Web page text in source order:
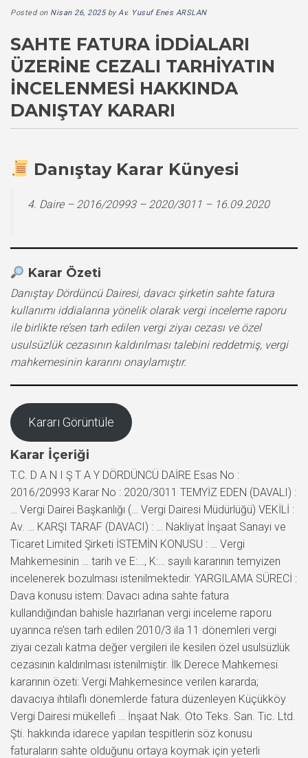
Posted on Nisan 26, 2025byAv. Yusuf Enes ARSLAN
SAHTE FATURA İDDIALARI
ÜZERINE CEZALI TARHIYATIN
İNCELENMESI HAKKINDA
DANIŞTAY KARARI
Danıştay Karar Künyesi
4. Daire – 2016/20993 – 2020/3011 – 16.09.2020
Karar Özeti
Danıştay Dördüncü Dairesi, davacı şirketin sahte fatura
kullanımı iddialarına yönelik olarak vergi inceleme raporu
ile birlikte re’sen tarh edilen vergi ziyaı cezası ve özel
usulsüzlük cezasının kaldırılması talebini reddetmiş, vergi
mahkemesinin kararını onaylamıştır.
Kararı Görüntüle
Karar İçeriği
T.C. D A N I Ş T A Y DÖRDÜNCÜ DAİRE Esas No :
2016/20993 Karar No : 2020/3011 TEMYİZ EDEN (DAVALI) :
… Vergi Dairei Başkanlığı (… Vergi Dairesi Müdürlüğü) VEKİLİ :
Av. … KARŞI TARAF (DAVACI) : … Nakliyat İnşaat Sanayi ve
Ticaret Limited Şirketi İSTEMİN KONUSU : … Vergi
Mahkemesinin … tarih ve E:…, K:… sayılı kararının temyizen
incelenerek bozulması istenilmektedir. YARGILAMA SÜRECİ :
Dava konusu istem: Davacı adına sahte fatura
kullandığından bahisle hazırlanan vergi inceleme raporu
uyarınca re’sen tarh edilen 2010/3 ila 11 dönemleri vergi
ziyaı cezalı katma değer vergileri ile kesilen özel usulsüzlük
cezasının kaldırılması istenilmiştir. İlk Derece Mahkemesi
kararının özeti: Vergi Mahkemesince verilen kararda;
davacıya ihtilaflı dönemlerde fatura düzenleyen Küçükköy
Vergi Dairesi mükellefi … İnşaat Nak. Oto Teks. San. Tic. Ltd.
Şti. hakkında idarece yapılan tespitlerin söz konusu
faturaların sahte olduğunu ortaya koymak için yeterli